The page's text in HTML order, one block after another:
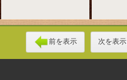
前を表示 次を表示